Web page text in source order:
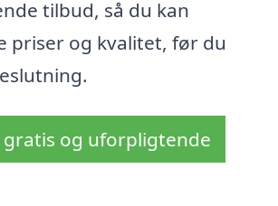
tilbud, så du kan
priser og kvalitet, før du
gratis og uforpligtende